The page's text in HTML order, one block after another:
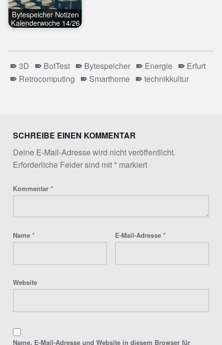
Bytespeicher Notizen
Kalenderwoche 14/26
3D BotTest Bytespeicher Energie
Erfurt
Retrocomputing
Smarthome
technikkultur
SCHREIBE EINEN KOMMENTAR
Deine E-Mail-Adresse wird nicht veröffentlicht.
Erforderliche Felder sind mit *markiert
Kommentar *
Name * E-Mail-Adresse *
Website
Name, E-Mail-Adresse und Website in diesem Browser für